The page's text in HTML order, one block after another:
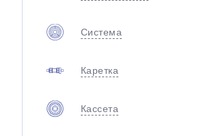
Система
Каретка
Кассета